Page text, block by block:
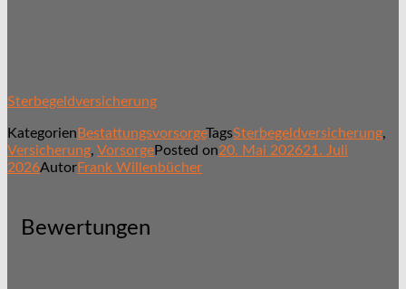
Sterbegeldversicherung
KategorienBestattungsvorsorgeTagsSterbegeldversicherung,
Versicherung, VorsorgePosted on20. Mai 202621. Juli
2026AutorFrank Willenbücher
Bewertungen